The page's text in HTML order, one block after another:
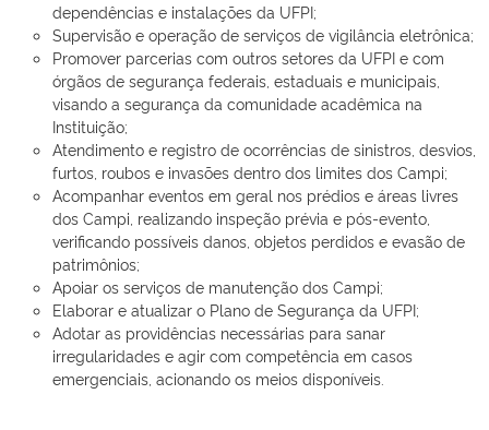
dependências e instalações da UFPI;
Supervisão e operação de serviços de vigilância eletrônica;
Promover parcerias com outros setores da UFPI e com
órgãos de segurança federais, estaduais e municipais,
visando a segurança da comunidade acadêmica na
Instituição;
Atendimento e registro de ocorrências de sinistros, desvios,
furtos, roubos e invasões dentro dos limites dos Campi;
Acompanhar eventos em geral nos prédios e áreas livres
dos Campi, realizando inspeção prévia e pós-evento,
verificando possíveis danos, objetos perdidos e evasão de
patrimônios;
Apoiar os serviços de manutenção dos Campi;
Elaborar e atualizar o Plano de Segurança da UFPI;
Adotar as providências necessárias para sanar
irregularidades e agir com competência em casos
emergenciais, acionando os meios disponíveis.